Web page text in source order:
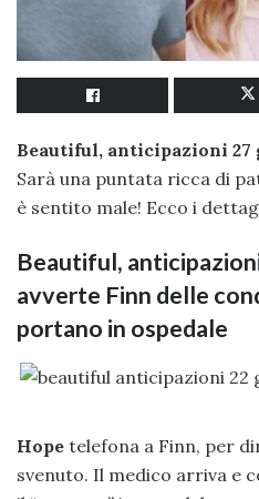
Beautiful, anticipazioni 27
Sarà una puntata ricca di
è sentito male! Ecco i
Beautiful,
avverte Finn delle
portano in ospedale
Hope telefona a Finn, per
svenuto. Il medico arriva e